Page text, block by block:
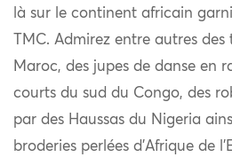
là sur le continent africain
TMC. Admirez entre autres des
Maroc, des jupes de danse en
courts du sud du Congo, des
par des Haussas du Nigeria
broderies perlées d’Afrique de